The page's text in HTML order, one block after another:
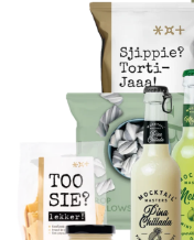
€45 tot €50
€50 tot €55
€55 tot €75
€75 tot €100
€100 en hoger